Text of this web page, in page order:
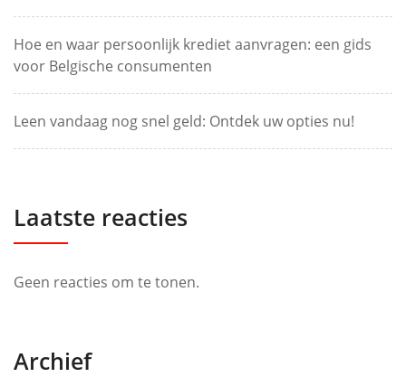
Hoe en waar persoonlijk krediet aanvragen: een gids
voor Belgische consumenten
Leen vandaag nog snel geld: Ontdek uw opties nu!
Laatste reacties
Geen reacties om te tonen.
Archief